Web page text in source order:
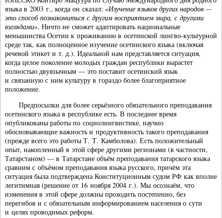
языка в 2003 г., когда он сказал: «Изучение языков других народов —
это способ познакомиться с другим восприятием мира, с другими
взглядами». Ничто не сможет адаптировать национальные
меньшинства Осетии к проживанию в осетинской лингво-культурной
среде так, как полноценное изучение осетинского языка (включая
речевой этикет и т. д.). Идеальной нам представляется ситуация,
когда целое поколение молодых граждан республики вырастет
полностью двуязычным — это поставит осетинский язык
и связанную с ним культуру в гораздо более благоприятное
положение.
Предпосылки для более серьёзного обязательного преподавания
осетинского языка в республике есть. В последнее время
опубликованы работы по социолингвистике, научно
обосновывающие важность и продуктивность такого преподавания
(прежде всего это работы Т. Т. Камболова). Есть положительный
опыт, накопленный в этой сфере другими регионами (в частности,
Татарстаном) — в Татарстане объём преподавания татарского языка
сравним с объёмом преподавания языка русского, причём эта
ситуация была подтверждена Конституционным судом РФ как вполне
легитимная (решение от 16 ноября 2004 г.). Мы осознаём, что
изменения в этой сфере должны проходить постепенно, без
перегибов и с обязательным информированием населения о сути
и целях проводимых реформ.